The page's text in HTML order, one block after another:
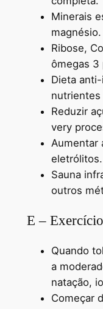
Minerais
magnésio.
Ribose,
ômegas 3
Dieta
nutrientes
Reduzir
very
Aumentar
eletrólitos.
Sauna
outros
E –
Quando
a
natação,
Começar